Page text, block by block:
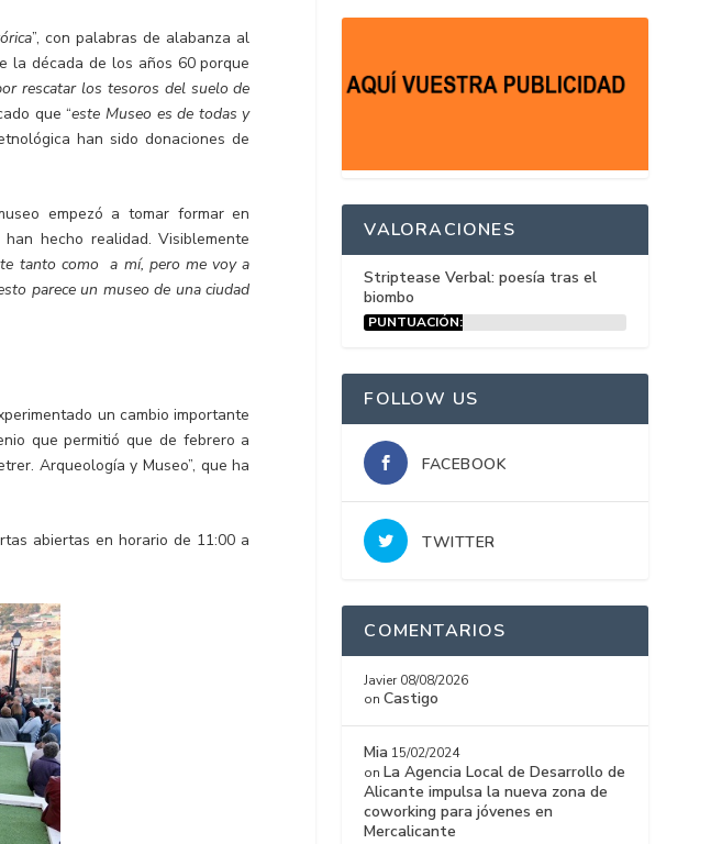
”, con palabras de alabanza al
la década de los años 60 porque
rescatar los tesoros del suelo de
que “este Museo es de todas y
han sido donaciones de
empezó a tomar formar en
hecho realidad. Visiblemente
tanto como a mí, pero me voy a
parece un museo de una ciudad
un cambio importante
que permitió que de febrero a
Arqueología y Museo”, que ha
abiertas en horario de 11:00 a
VALORACIONES
Striptease Verbal: poesía tras el
biombo
PUNTUACIÓN:
FOLLOW US
FACEBOOK
TWITTER
COMENTARIOS
Javier 08/08/2026
onCastigo
Mia 15/02/2024
on La Agencia Local de Desarrollo de
Alicante impulsa la nueva zona de
coworking para jóvenes en
Mercalicante